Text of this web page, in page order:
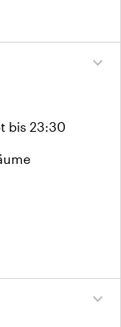
expand_more
bis 23:30
expand_more